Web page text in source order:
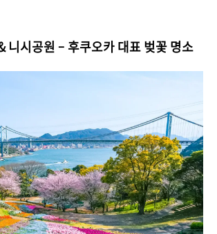
니시공원 – 후쿠오카 대표 벚꽃 명소